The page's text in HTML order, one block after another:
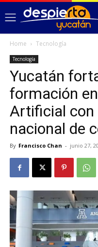
Home Tecnología
Tecnología
Yucatán
formación
Artificial con
nacional de
By Francisco Chan - junio 27,